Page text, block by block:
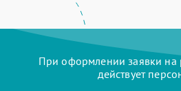
При оформлении заявки на
действует